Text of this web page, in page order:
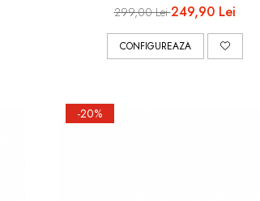
299,00 Lei249,90 Lei
CONFIGUREAZA
-20%